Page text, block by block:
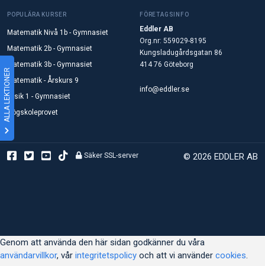
ALLA LEKTIONER
POPULÄRA KURSER
Matematik Nivå 1b - Gymnasiet
Matematik 2b - Gymnasiet
Matematik 3b - Gymnasiet
Matematik - Årskurs 9
Fysik 1 - Gymnasiet
Högskoleprovet
FÖRETAGSINFO
Eddler AB
Org.nr: 559029-8195
Kungsladugårdsgatan 86
414 76 Göteborg
info@eddler.se
© 2026 EDDLER AB
Säker SSL-server
Genom att använda den här sidan godkänner du våra
användarvillkor, vår integritetspolicy och att vi använder cookies.